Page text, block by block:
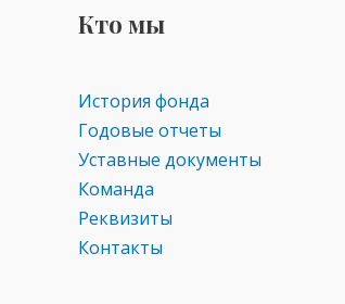
ki
Кто мы
История фонда
Годовые отчеты
Уставные документы
Команда
Реквизиты
Контакты